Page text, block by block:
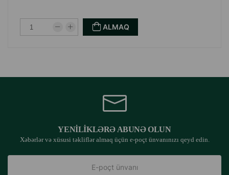
ALMAQ
YENILIKLƏRƏ ABUNƏ OLUN
Xəbərlər və xüsusi təkliflər almaq üçün e-poçt ünvanınızı qeyd edin.